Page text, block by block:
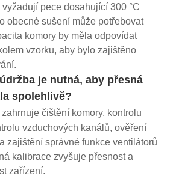
pece dosahující 300 °C
obecné sušení může potřebovat
komory by měla odpovídat
vzorku, aby bylo zajištěno
je nutná, aby přesná
spolehlivě?
čištění komory, kontrolu
vzduchových kanálů, ověření
zajištění správné funkce ventilátorů
kalibrace zvyšuje přesnost a
zařízení.